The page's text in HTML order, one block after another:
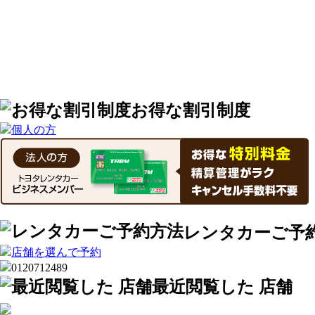
お得な割引制度
レンタカーご予
最近閲覧した 店舗